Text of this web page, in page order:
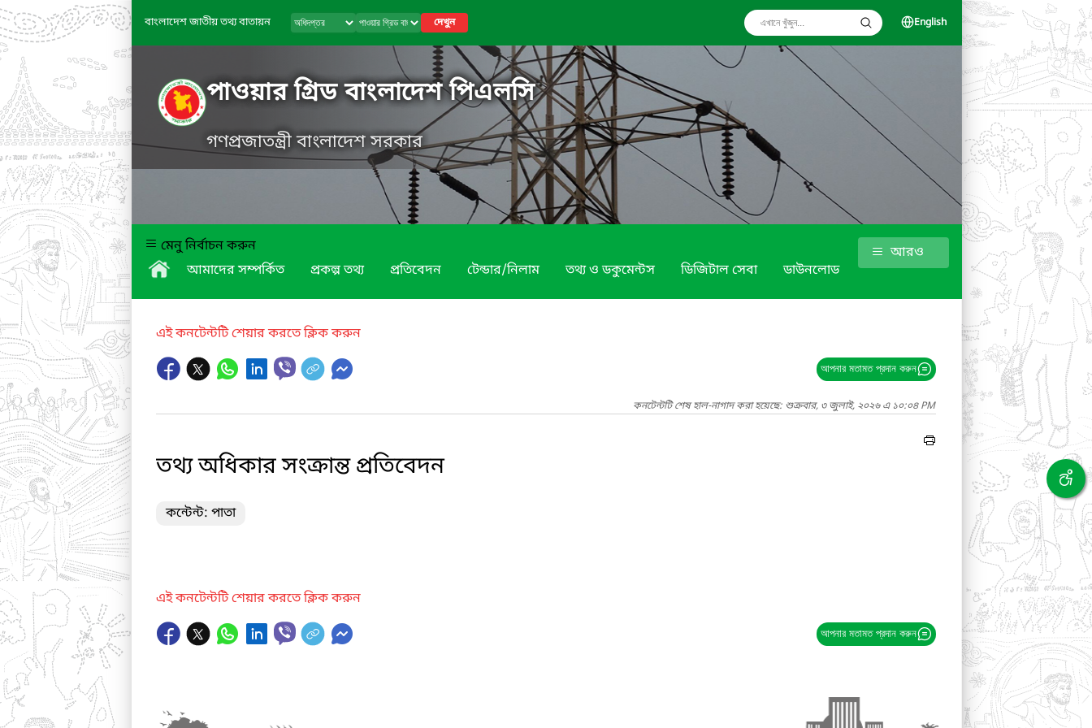
বাংলাদেশ জাতীয় তথ্য বাতায়ন দেখুন English
পাওয়ার গ্রিড বাংলাদেশ পিএলসি
গণপ্রজাতন্ত্রী বাংলাদেশ সরকার
মেনু নির্বাচন করুন
আমাদের সম্পর্কিত
প্রকল্প তথ্য প্রতিবেদন টেন্ডার/নিলাম তথ্য ও ডকুমেন্টস ডিজিটাল সেবা ডাউনলোড
আরও
এই কনটেন্টটি শেয়ার করতে ক্লিক করুন
আপনার মতামত প্রদান করুন
কনটেন্টটি শেষ হাল-নাগাদ করা হয়েছে: শুক্রবার, ৩ জুলাই, ২০২৬ এ ১০:০৪ PM
তথ্য অধিকার সংক্রান্ত প্রতিবেদন
কন্টেন্ট: পাতা
এই কনটেন্টটি শেয়ার করতে ক্লিক করুন
আপনার মতামত প্রদান করুন